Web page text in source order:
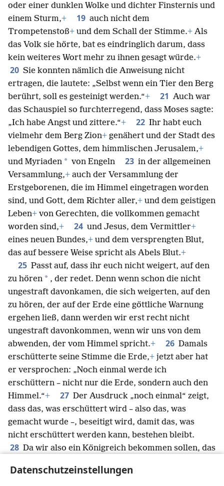
Datenschutzeinstellungen
oder einer dunklen Wolke und dichter Finsternis und
einem Sturm,+ 19 auch nicht dem
Trompetenstoß+ und dem Schall der Stimme.+ Als
das Volk sie hörte, bat es eindringlich darum, dass
kein weiteres Wort mehr zu ihnen gesagt würde.+
20 Sie konnten nämlich die Anweisung nicht
ertragen, die lautete: „Selbst wenn ein Tier den Berg
berührt, soll es gesteinigt werden.“+ 21 Auch war
das Schauspiel so furchterregend, dass Moses sagte:
„Ich habe Angst und zittere.“+ 22 Ihr habt euch
vielmehr dem Berg Zion+ genähert und der Stadt des
lebendigen Gottes, dem himmlischen Jerusalem,+
und Myriaden * von Engeln 23 in der allgemeinen
Versammlung,+ auch der Versammlung der
Erstgeborenen, die im Himmel eingetragen worden
sind, und Gott, dem Richter aller,+ und dem geistigen
Leben+ von Gerechten, die vollkommen gemacht
worden sind,+ 24 und Jesus, dem Vermittler+
eines neuen Bundes,+ und dem versprengten Blut,
das auf bessere Weise spricht als Abels Blut.+
25 Passt auf, dass ihr euch nicht weigert, auf den
zu hören * , der redet. Denn wenn schon die nicht
ungestraft davonkamen, die sich weigerten, auf den
zu hören, der auf der Erde eine göttliche Warnung
ergehen ließ, dann werden wir erst recht nicht
ungestraft davonkommen, wenn wir uns von dem
abwenden, der vom Himmel spricht.+ 26 Damals
erschütterte seine Stimme die Erde,+ jetzt aber hat
er versprochen: „Noch einmal werde ich
erschüttern – nicht nur die Erde, sondern auch den
Himmel.“+ 27 Der Ausdruck „noch einmal“ zeigt,
dass das, was erschüttert wird – also das, was
gemacht wurde –, beseitigt wird, damit das, was
nicht erschüttert werden kann, bestehen bleibt.
28 Da wir also ein Königreich bekommen sollen, das
unverdiente Güte bekommen, durch die wir auf